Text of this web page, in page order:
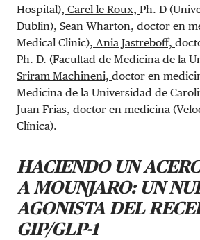
Hospital), Carel le Roux, Ph. D
Dublin), Sean Wharton, doctor en
Medical Clinic), Ania Jastreboff,
Ph. D. (Facultad de Medicina de la
Sriram Machineni, doctor en
Medicina de la Universidad de
Juan Frias, doctor en medicina
Clínica).
HACIENDO UN
A MOUNJARO: UN
AGONISTA DEL
GIP/GLP-1